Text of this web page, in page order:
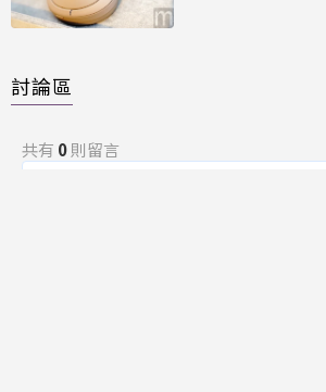
討論區
共有 0則留言